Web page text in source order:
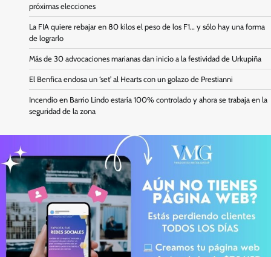
próximas elecciones
La FIA quiere rebajar en 80 kilos el peso de los F1… y sólo hay una forma
de lograrlo
Más de 30 advocaciones marianas dan inicio a la festividad de Urkupiña
El Benfica endosa un ‘set’ al Hearts con un golazo de Prestianni
Incendio en Barrio Lindo estaría 100% controlado y ahora se trabaja en la
seguridad de la zona